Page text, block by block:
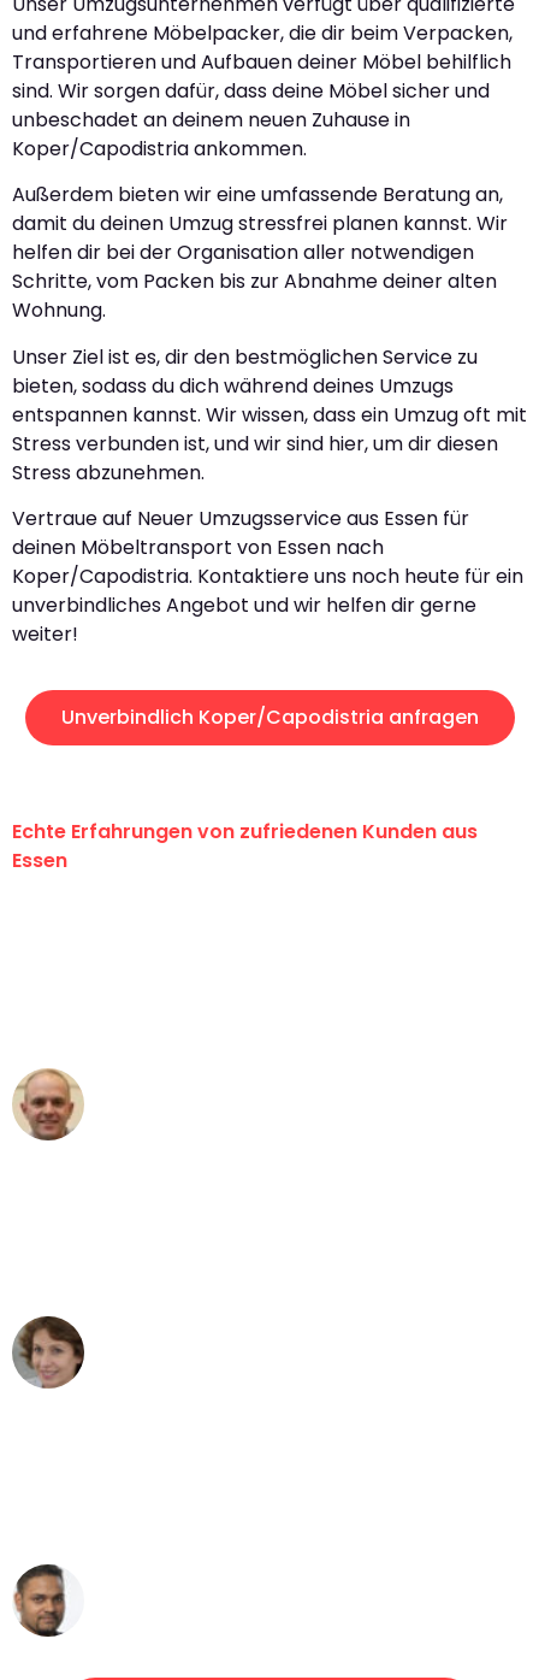
und erfahrene Möbelpacker, die dir beim Verpacken,
Transportieren und Aufbauen deiner Möbel behilflich
sind. Wir sorgen dafür, dass deine Möbel sicher und
unbeschadet an deinem neuen Zuhause in
Koper/Capodistria ankommen.
Außerdem bieten wir eine umfassende Beratung an,
damit du deinen Umzug stressfrei planen kannst. Wir
helfen dir bei der Organisation aller notwendigen
Schritte, vom Packen bis zur Abnahme deiner alten
Wohnung.
Unser Ziel ist es, dir den bestmöglichen Service zu
bieten, sodass du dich während deines Umzugs
entspannen kannst. Wir wissen, dass ein Umzug oft mit
Stress verbunden ist, und wir sind hier, um dir diesen
Stress abzunehmen.
Vertraue auf Neuer Umzugsservice aus Essen für
deinen Möbeltransport von Essen nach
Koper/Capodistria. Kontaktiere uns noch heute für ein
unverbindliches Angebot und wir helfen dir gerne
weiter!
Unverbindlich Koper/Capodistria anfragen
Echte Erfahrungen von zufriedenen Kunden aus
Essen